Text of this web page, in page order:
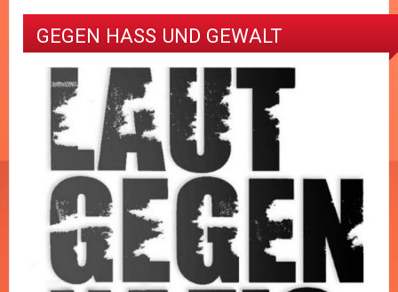
GEGEN HASS UND GEWALT